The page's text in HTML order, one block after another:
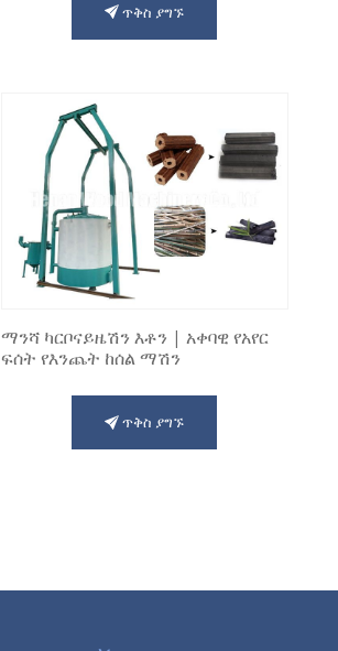
ጥቅስ ያግኙ
ማንሻ ካርቦናይዜሽን እቶን | አቀባዊ የአየር
ፍሰት የእንጨት ከሰል ማሽን
ጥቅስ ያግኙ